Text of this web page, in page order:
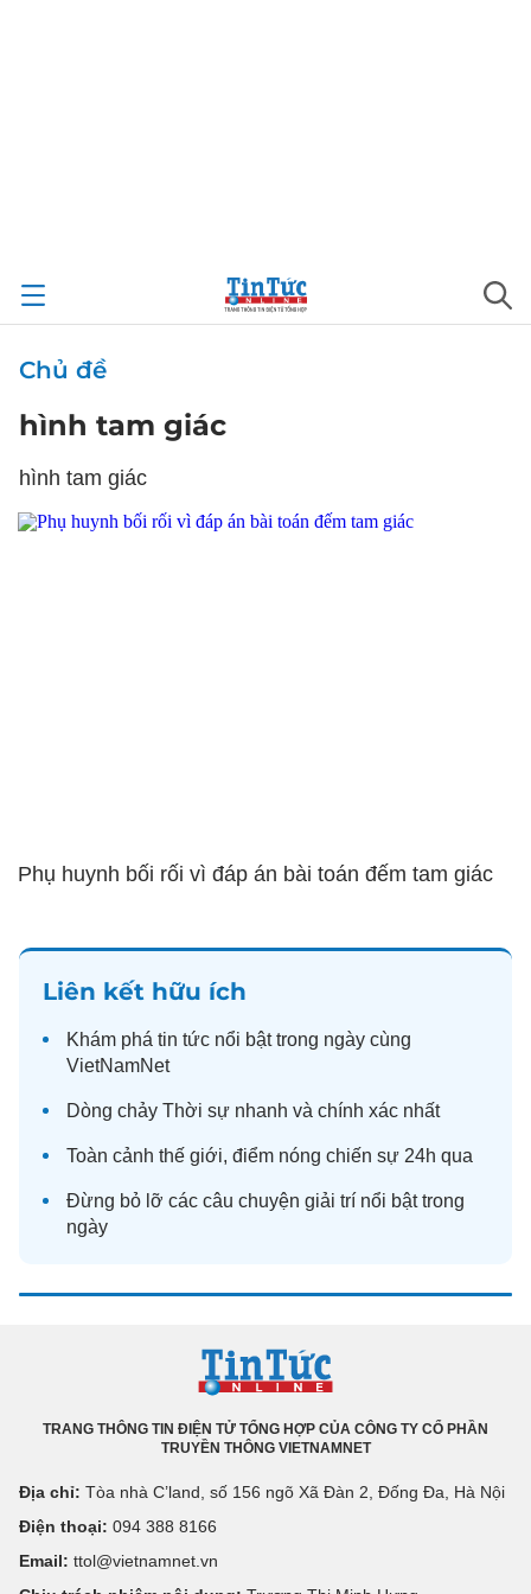
Chủ đề
hình tam giác
hình tam giác
Phụ huynh bối rối vì đáp án bài toán đếm tam giác
Liên kết hữu ích
Khám phá tin tức nổi bật trong ngày cùng
VietNamNet
Dòng chảy Thời sự nhanh và chính xác nhất
Toàn cảnh thế giới, điểm nóng chiến sự 24h qua
Đừng bỏ lỡ các câu chuyện giải trí nổi bật trong
ngày
TRANG THÔNG TIN ĐIỆN TỬ TỔNG HỢP CỦA CÔNG TY CỔ PHẦN
TRUYỀN THÔNG VIETNAMNET
Địa chỉ: Tòa nhà C’land, số 156 ngõ Xã Đàn 2, Đống Đa, Hà Nội
Điện thoại: 094 388 8166
Email: ttol@vietnamnet.vn